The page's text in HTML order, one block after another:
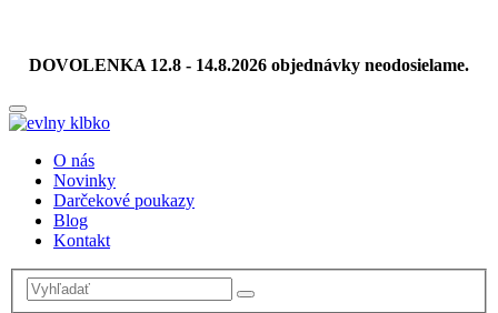
DOVOLENKA 12.8 - 14.8.2026 objednávky neodosielame.
O nás
Novinky
Darčekové poukazy
Blog
Kontakt